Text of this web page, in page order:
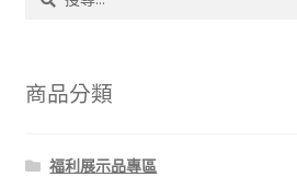
字:
商品分類
福利展示品專區